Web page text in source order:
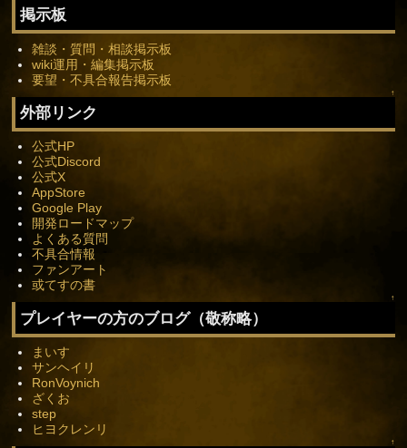
掲示板
雑談・質問・相談掲示板
wiki運用・編集掲示板
要望・不具合報告掲示板
↑
外部リンク
公式HP
公式Discord
公式X
AppStore
Google Play
開発ロードマップ
よくある質問
不具合情報
ファンアート
或てすの書
↑
プレイヤーの方のブログ（敬称略）
まいす
サンヘイリ
RonVoynich
ざくお
step
ヒヨクレンリ
↑